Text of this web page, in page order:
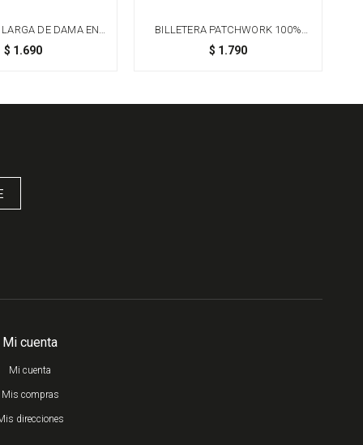
DE DAMA EN
Y EXCLUSIVA
$ 1.690
BILLETERA PATCHWORK 100%
CUERO - OPCIÓN 1
$ 1.790
Mi cuenta
Mi cuenta
Mis compras
direcciones